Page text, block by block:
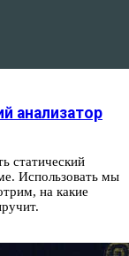
анализатор
статический
Использовать мы
на какие